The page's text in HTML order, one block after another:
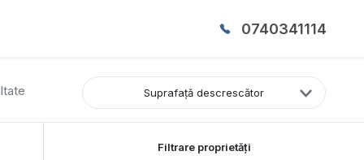
0740341114
Suprafață descrescător
Filtrare proprietăți